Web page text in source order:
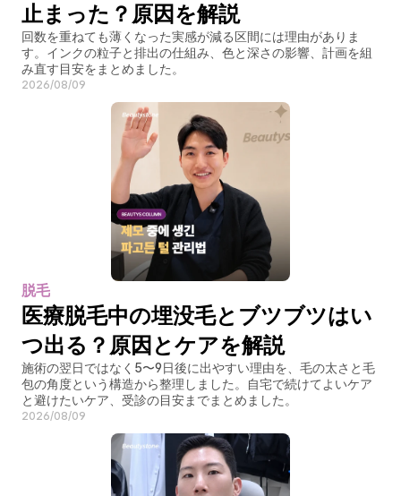
止まった？原因を解説
回数を重ねても薄くなった実感が減る区間には理由がありま
す。インクの粒子と排出の仕組み、色と深さの影響、計画を組
み直す目安をまとめました。
2026/08/09
脱毛
医療脱毛中の埋没毛とブツブツはい
つ出る？原因とケアを解説
施術の翌日ではなく5〜9日後に出やすい理由を、毛の太さと毛
包の角度という構造から整理しました。自宅で続けてよいケア
と避けたいケア、受診の目安までまとめました。
2026/08/09